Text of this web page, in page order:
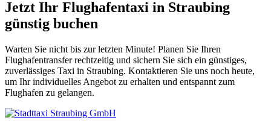
Jetzt Ihr Flughafentaxi in Straubing
günstig buchen
Warten Sie nicht bis zur letzten Minute! Planen Sie Ihren
Flughafentransfer rechtzeitig und sichern Sie sich ein günstiges,
zuverlässiges Taxi in Straubing. Kontaktieren Sie uns noch heute,
um Ihr individuelles Angebot zu erhalten und entspannt zum
Flughafen zu gelangen.